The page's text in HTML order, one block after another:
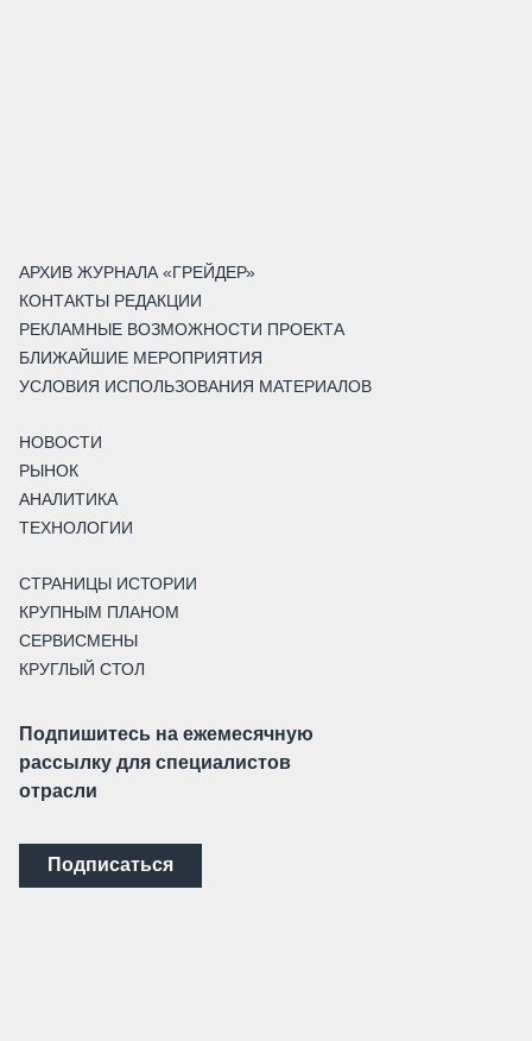
АРХИВ ЖУРНАЛА «ГРЕЙДЕР»
КОНТАКТЫ РЕДАКЦИИ
РЕКЛАМНЫЕ ВОЗМОЖНОСТИ ПРОЕКТА
БЛИЖАЙШИЕ МЕРОПРИЯТИЯ
УСЛОВИЯ ИСПОЛЬЗОВАНИЯ МАТЕРИАЛОВ
НОВОСТИ
РЫНОК
АНАЛИТИКА
ТЕХНОЛОГИИ
СТРАНИЦЫ ИСТОРИИ
КРУПНЫМ ПЛАНОМ
СЕРВИСМЕНЫ
КРУГЛЫЙ СТОЛ
Подпишитесь на ежемесячную
рассылку для специалистов
отрасли
Подписаться